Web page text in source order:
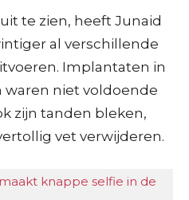
te zien, heeft Junaid
al verschillende
Implantaten in
waren niet voldoende
zijn tanden bleken,
vet verwijderen.
knappe selfie in de